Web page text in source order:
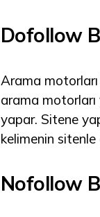
Dofollow
Arama
arama motorları
yapar. Sitene
kelimenin
Nofollow